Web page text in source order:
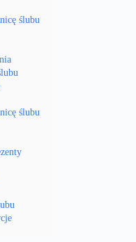
ślubu
ślubu